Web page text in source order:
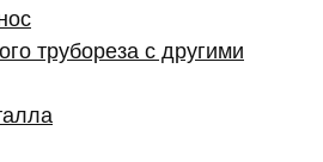
трубореза с другими